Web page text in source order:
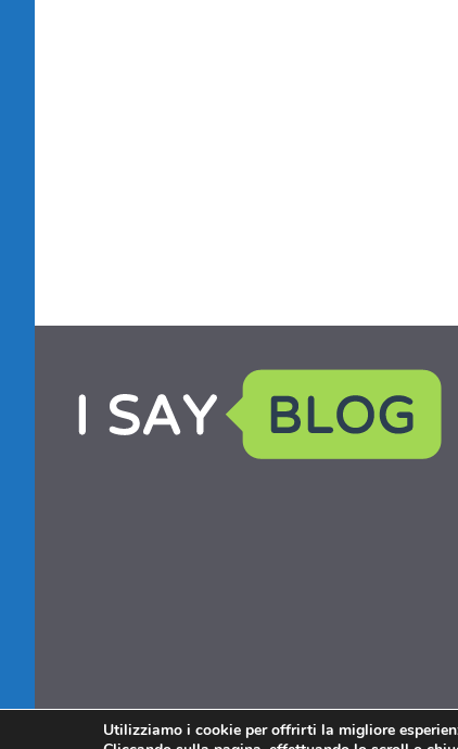
Utilizziamo i cookie per offrirti la migliore